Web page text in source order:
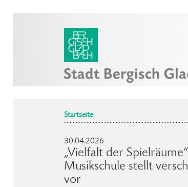
Startseite
30.04.2026
„Vielfalt der
Musikschule stellt
vor